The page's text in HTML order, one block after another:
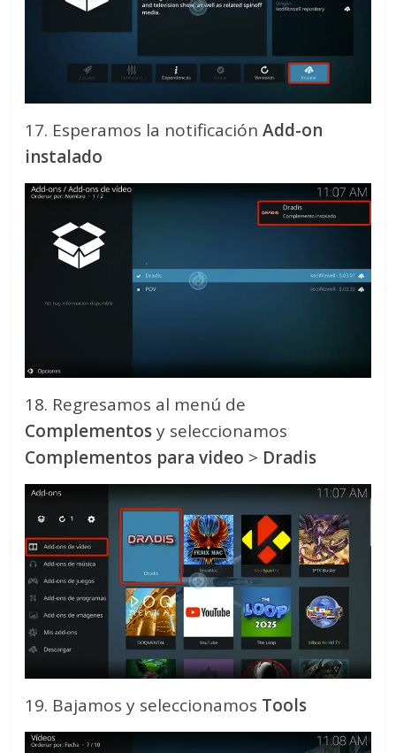
17. Esperamos la notificaciónAdd-on
instalado
18. Regresamos al menú de
Complementosy seleccionamos
Complementos para video > Dradis
19. Bajamos y seleccionamos Tools